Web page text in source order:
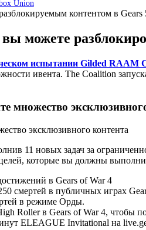
Union
можете
испытании Gilded RAAM
ивента. The Coalition
множество
11 новых задач за
которые вы должны
в Gears of War 4
смертей в публичных играх
в режиме Орды.
Roller в Gears of War 4, чтобы
ELEAGUE Invitational на